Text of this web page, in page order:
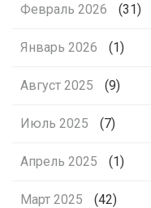
Февраль 2026 (31)
Январь 2026 (1)
Август 2025 (9)
Июль 2025 (7)
Апрель 2025 (1)
Март 2025 (42)